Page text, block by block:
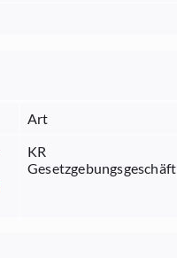
Art
KR
Gesetzgebungsgeschäft